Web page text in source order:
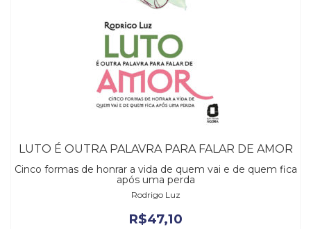
LUTO É OUTRA PALAVRA PARA FALAR DE AMOR
Cinco formas de honrar a vida de quem vai e de quem fica
após uma perda
Rodrigo Luz
R$47,10